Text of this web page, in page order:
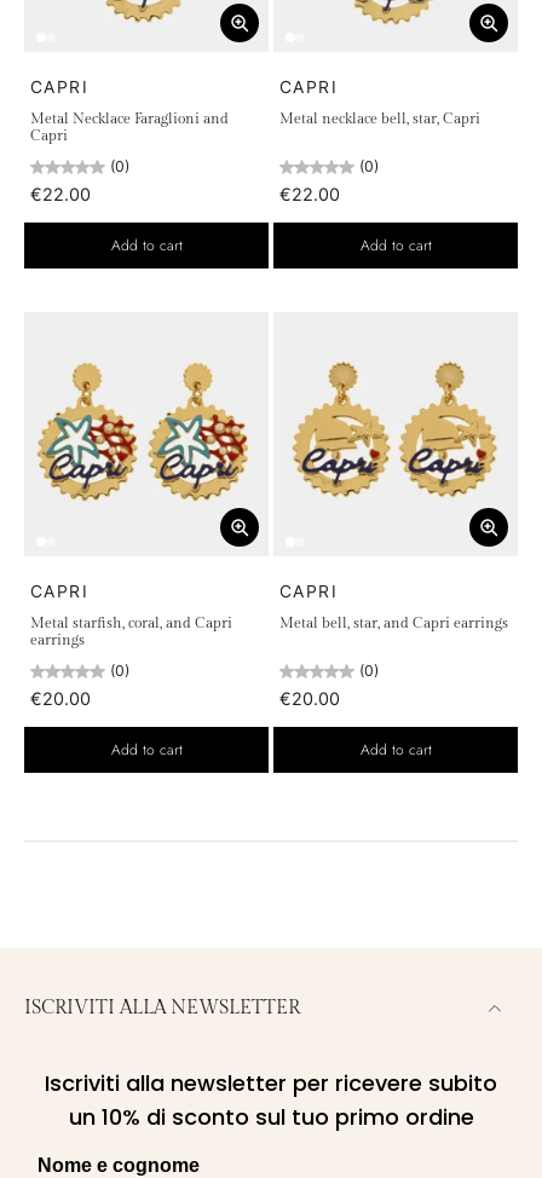
CAPRI
Metal Necklace Faraglioni and
Capri
(0)
€22.00
Add to cart
CAPRI
Metal necklace bell, star, Capri
(0)
€22.00
Add to cart
CAPRI
Metal starfish, coral, and Capri
earrings
(0)
€20.00
Add to cart
CAPRI
Metal bell, star, and Capri earrings
(0)
€20.00
Add to cart
ISCRIVITI ALLA NEWSLETTER
Iscriviti alla newsletter per ricevere subito
un 10% di sconto sul tuo primo ordine
Nome e cognome